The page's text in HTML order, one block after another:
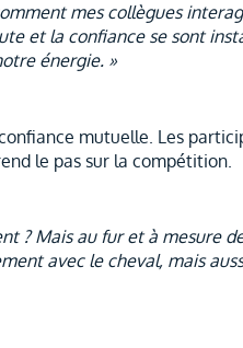
mes collègues
et la confiance se sont
énergie. »
mutuelle. Les
le pas sur la compétition.
? Mais au fur et à mesure
avec le cheval, mais